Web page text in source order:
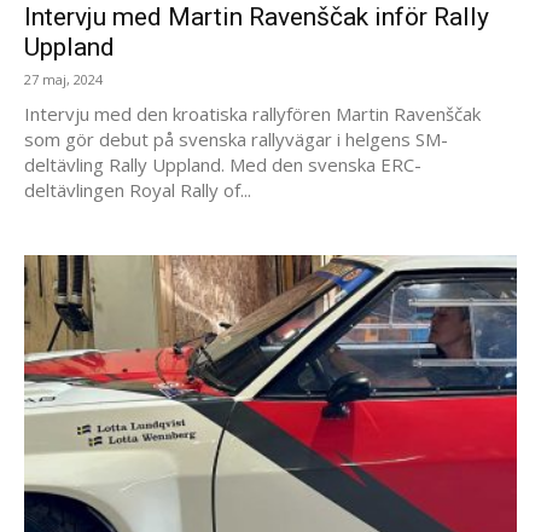
Intervju med Martin Ravenščak inför Rally
Uppland
27 maj, 2024
Intervju med den kroatiska rallyfören Martin Ravenščak
som gör debut på svenska rallyvägar i helgens SM-
deltävling Rally Uppland. Med den svenska ERC-
deltävlingen Royal Rally of...